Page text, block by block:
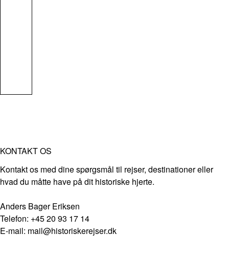
KONTAKT OS
Kontakt os med dine spørgsmål til rejser, destinationer eller
hvad du måtte have på dit historiske hjerte.
Anders Bager Eriksen
Telefon: +45 20 93 17 14
E-mail: mail@historiskerejser.dk